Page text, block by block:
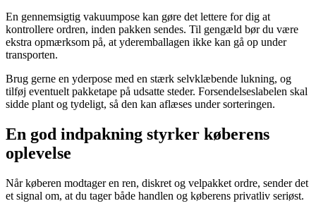
En gennemsigtig vakuumpose kan gøre det lettere for dig at
kontrollere ordren, inden pakken sendes. Til gengæld bør du være
ekstra opmærksom på, at yderemballagen ikke kan gå op under
transporten.
Brug gerne en yderpose med en stærk selvklæbende lukning, og
tilføj eventuelt pakketape på udsatte steder. Forsendelseslabelen skal
sidde plant og tydeligt, så den kan aflæses under sorteringen.
En god indpakning styrker køberens
oplevelse
Når køberen modtager en ren, diskret og velpakket ordre, sender det
et signal om, at du tager både handlen og køberens privatliv seriøst.